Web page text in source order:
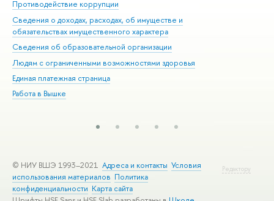
Противодействие коррупции
Сведения о доходах, расходах, об имуществе и
обязательствах имущественного характера
Сведения об образовательной организации
Людям с ограниченными возможностями здоровья
Единая платежная страница
Работа в Вышке
Редактору
© НИУ ВШЭ 1993–2021 Адреса и контакты Условия
использования материалов Политика
конфиденциальности Карта сайта